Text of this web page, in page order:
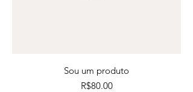
Sou um produto
Price
R$80.00